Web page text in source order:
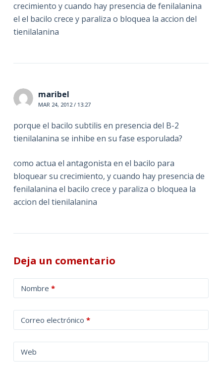
crecimiento y cuando hay presencia de fenilalanina
el el bacilo crece y paraliza o bloquea la accion del
tienilalanina
maribel
MAR 24, 2012 / 13:27
porque el bacilo subtilis en presencia del B-2
tienilalanina se inhibe en su fase esporulada?
como actua el antagonista en el bacilo para
bloquear su crecimiento, y cuando hay presencia de
fenilalanina el bacilo crece y paraliza o bloquea la
accion del tienilalanina
Deja un comentario
Nombre *
Correo electrónico *
Web
l
t
a